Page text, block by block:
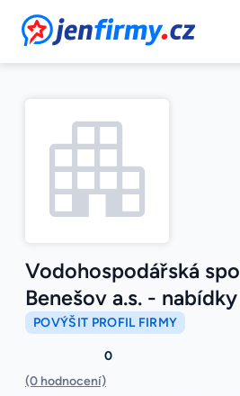
JenFirmy.cz
Vodohospodářská
Benešov a.s. -
POVÝŠIT PROFIL FIRMY
0
(0 hodnocení)